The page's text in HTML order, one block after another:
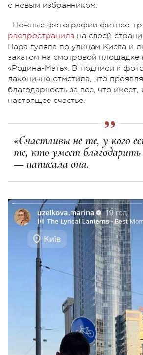
с новым избранником.
Нежные фотографии фитнес-
распространила на своей
Пара гуляла по улицам Киева и
закатом на смотровой площадке
«Родина-Мать». В подписи к
лаконично отметила, что
благодарность за все, что имеет,
настоящее счастье.
«Счастливы не те, у кого
те, кто умеет благодарить
— написала она.